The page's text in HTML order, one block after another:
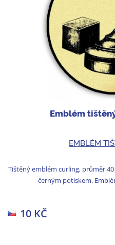
Emblém
EMBLÉM
Tištěný emblém curling, průměr
černým potiskem.
10 KČ